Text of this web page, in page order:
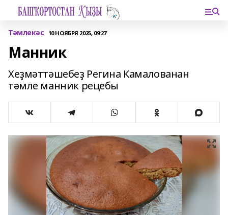
Тәмлекәс 10 НОЯБРЯ 2025, 09:27
Манник
Хеҙмәттәшебеҙ Регина Камалованан
тәмле манник рецебы